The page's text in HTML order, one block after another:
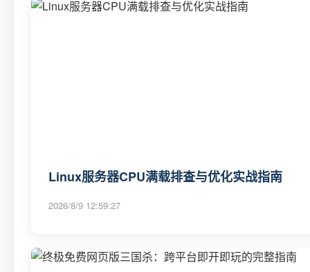
Linux服务器CPU满载排查与优化实战指南
2026/8/9 12:59:27